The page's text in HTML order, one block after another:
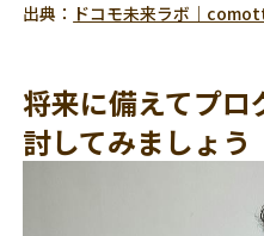
出典： ドコモ未来ラボ｜
将来に備えてプ
討してみましょう